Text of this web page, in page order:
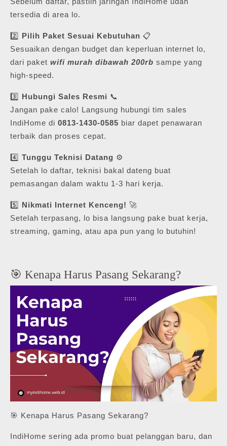
tersedia di area lo.
2️⃣ Pilih Paket Sesuai Kebutuhan 📋
Sesuaikan dengan budget dan keperluan internet lo,
dari paket wifi murah dibawah 200rb sampe yang
high-speed.
3️⃣ Hubungi Sales Resmi 📞
Jangan pake calo! Langsung hubungi tim sales
IndiHome di 0813-1430-0585 biar dapet penawaran
terbaik dan proses cepat.
4️⃣ Tunggu Teknisi Datang ⚙️
Setelah lo daftar, teknisi bakal dateng buat
pemasangan dalam waktu 1-3 hari kerja.
5️⃣ Nikmati Internet Kenceng! 🚀
Setelah terpasang, lo bisa langsung pake buat kerja,
streaming, gaming, atau apa pun yang lo butuhin!
🎯 Kenapa Harus Pasang Sekarang?
🎯 Kenapa Harus Pasang Sekarang?
IndiHome sering ada promo buat pelanggan baru, dan